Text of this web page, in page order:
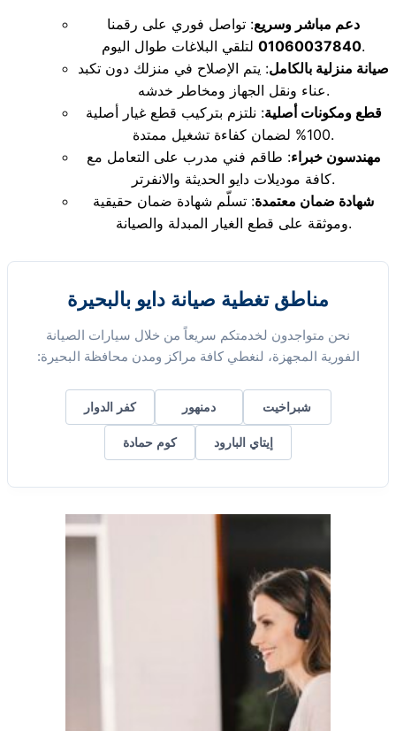
دعم مباشر وسريع: تواصل فوري على رقمنا
01060037840لتلقي البلاغات طوال اليوم.
صيانة منزلية بالكامل: يتم الإصلاح في منزلك دون تكبد
عناء ونقل الجهاز ومخاطر خدشه.
قطع ومكونات أصلية: نلتزم بتركيب قطع غيار أصلية
100% لضمان كفاءة تشغيل ممتدة.
مهندسون خبراء: طاقم فني مدرب على التعامل مع
كافة موديلات دايو الحديثة والانفرتر.
شهادة ضمان معتمدة: تسلّم شهادة ضمان حقيقية
وموثقة على قطع الغيار المبدلة والصيانة.
مناطق تغطية صيانة دايو بالبحيرة
نحن متواجدون لخدمتكم سريعاً من خلال سيارات الصيانة
الفورية المجهزة، لنغطي كافة مراكز ومدن محافظة البحيرة:
شبراخيت دمنهور كفر الدوار
إيتاي البارود كوم حمادة